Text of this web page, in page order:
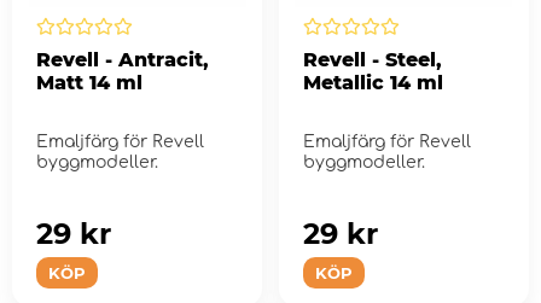
Revell - Antracit,
Matt 14 ml
Emaljfärg för Revell
byggmodeller.
KÖP
29 kr
Revell - Steel,
Metallic 14 ml
Emaljfärg för Revell
byggmodeller.
KÖP
29 kr